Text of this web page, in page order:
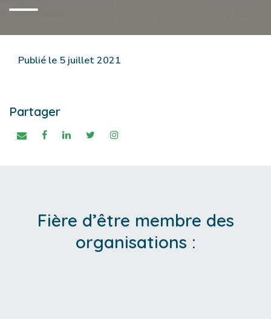
Publié le 5 juillet 2021
Partager
Fière d’être membre des
organisations :